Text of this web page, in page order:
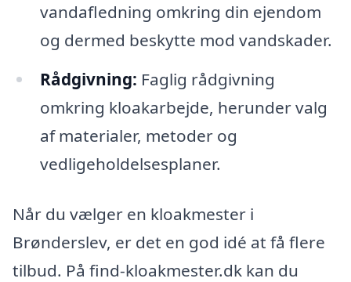
vandafledning omkring din ejendom
og dermed beskytte mod vandskader.
Rådgivning: Faglig rådgivning
omkring kloakarbejde, herunder valg
af materialer, metoder og
vedligeholdelsesplaner.
Når du vælger en kloakmester i
Brønderslev, er det en god idé at få flere
tilbud. På find-kloakmester.dk kan du